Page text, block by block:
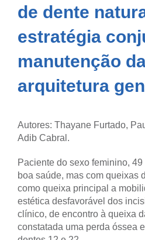
de dente
estratégia
manutenção
arquitetura
Autores: Thayane Furtado,
Adib Cabral.
Paciente do sexo feminino,
boa saúde, mas com queixas
como queixa principal a
estética desfavorável dos
clínico, de encontro à queixa
constatada uma perda óssea